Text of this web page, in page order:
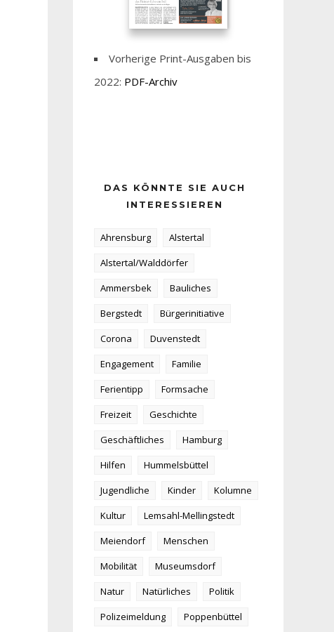
Vorherige Print-Ausgaben bis
2022: PDF-Archiv
DAS KÖNNTE SIE AUCH
INTERESSIEREN
Ahrensburg
Alstertal
Alstertal/Walddörfer
Ammersbek
Bauliches
Bergstedt
Bürgerinitiative
Corona
Duvenstedt
Engagement
Familie
Ferientipp
Formsache
Freizeit
Geschichte
Geschäftliches
Hamburg
Hilfen
Hummelsbüttel
Jugendliche
Kinder
Kolumne
Kultur
Lemsahl-Mellingstedt
Meiendorf
Menschen
Mobilität
Museumsdorf
Natur
Natürliches
Politik
Polizeimeldung
Poppenbüttel